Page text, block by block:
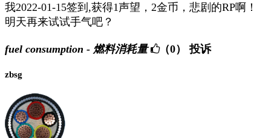
我2022-01-15签到,获得1声望，2金币，悲剧的RP啊！
明天再来试试手气吧？
fuel consumption - 燃料消耗量 （0） 投诉
zbsg